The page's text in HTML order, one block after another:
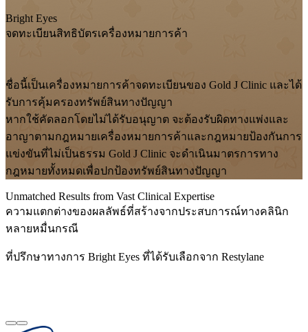
Bright Eyes
จดทะเบียนสิทธิบัตรเครื่องหมายการค้า
ชื่อนี้เป็นเครื่องหมายการค้าจดทะเบียนของ Gold J Clinic และได้
รับการคุ้มครองทรัพย์สินทางปัญญา
หากใช้คัดลอกโดยไม่ได้รับอนุญาต จะต้องรับผิดทางแพ่งและ
อาญาตามกฎหมายเครื่องหมายการค้าและกฎหมายป้องกันการ
แข่งขันที่ไม่เป็นธรรม Gold J Clinic จะดำเนินมาตรการทาง
กฎหมายทั้งหมดเพื่อปกป้องทรัพย์สินทางปัญญา
Unmatched Results from Vast Clinical Expertise
ความแตกต่างของผลลัพธ์ที่สร้างจากประสบการณ์ทางคลินิก
หลายหมื่นกรณี
ที่ปรึกษาทางการ Bright Eyes ที่ได้รับเลือกจาก Restylane